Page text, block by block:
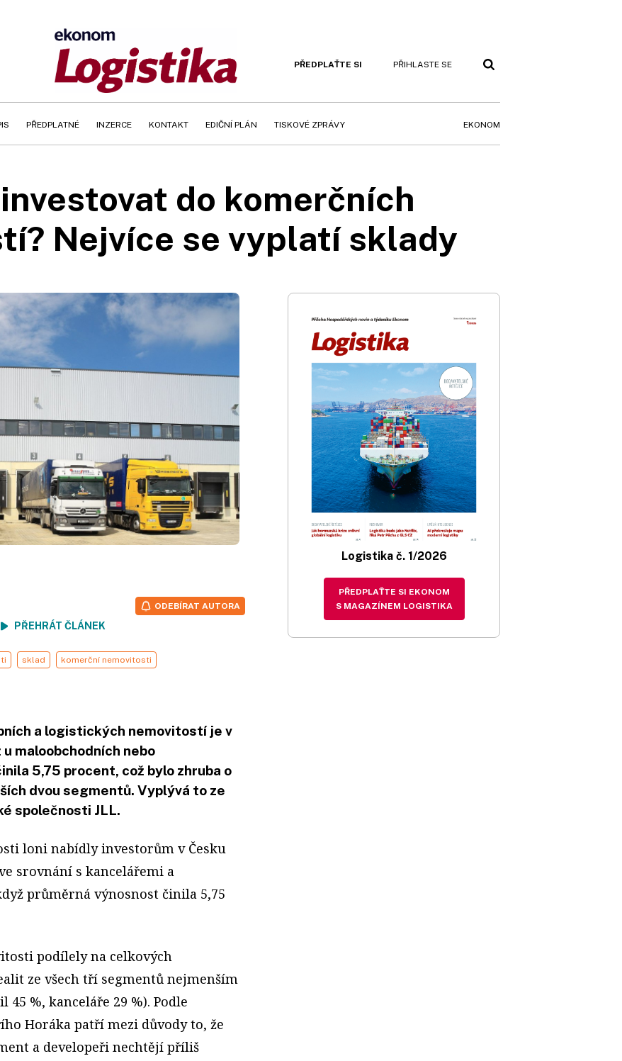
PŘEDPLAŤTE SI PŘIHLASTE SE
PŘEDPLATNÉ INZERCE KONTAKT EDIČNÍ PLÁN TISKOVÉ ZPRÁVY EKONOM
do komerčních
Nejvíce se vyplatí sklady
PŘEHRÁT ČLÁNEK
ODEBÍRAT AUTORA
sklad komerční nemovitosti
a logistických nemovitostí je v
maloobchodních nebo
5,75 procent, což bylo zhruba o
dvou segmentů. Vyplývá to ze
společnosti JLL.
loni nabídly investorům v Česku
srovnání s kancelářemi a
průměrná výnosnost činila 5,75
podílely na celkových
ze všech tří segmentů nejmenším
%, kanceláře 29 %). Podle
Horáka patří mezi důvody to, že
a developeři nechtějí příliš
Logistika č. 1/2026
PŘEDPLAŤTE SI EKONOM
S MAGAZÍNEM LOGISTIKA